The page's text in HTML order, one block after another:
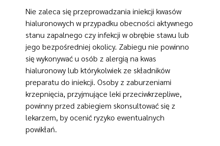
Nie zaleca się przeprowadzania iniekcji kwasów
hialuronowych w przypadku obecności aktywnego
stanu zapalnego czy infekcji w obrębie stawu lub
jego bezpośredniej okolicy. Zabiegu nie powinno
się wykonywać u osób z alergią na kwas
hialuronowy lub którykolwiek ze składników
preparatu do iniekcji. Osoby z zaburzeniami
krzepnięcia, przyjmujące leki przeciwkrzepliwe,
powinny przed zabiegiem skonsultować się z
lekarzem, by ocenić ryzyko ewentualnych
powikłań.